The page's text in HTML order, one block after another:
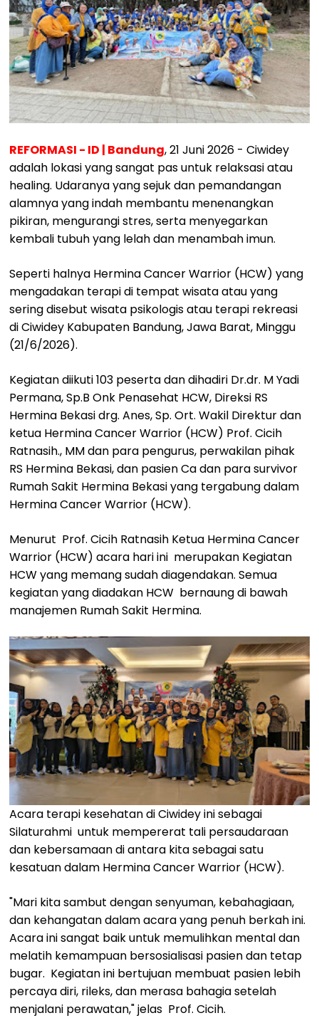
REFORMASI - ID | Bandung, 21 Juni 2026 - Ciwidey
adalah lokasi yang sangat pas untuk relaksasi atau
healing. Udaranya yang sejuk dan pemandangan
alamnya yang indah membantu menenangkan
pikiran, mengurangi stres, serta menyegarkan
kembali tubuh yang lelah dan menambah imun.
Seperti halnya Hermina Cancer Warrior (HCW) yang
mengadakan terapi di tempat wisata atau yang
sering disebut wisata psikologis atau terapi rekreasi
di Ciwidey Kabupaten Bandung, Jawa Barat, Minggu
(21/6/2026).
Kegiatan diikuti 103 peserta dan dihadiri Dr.dr. M Yadi
Permana, Sp.B Onk Penasehat HCW, Direksi RS
Hermina Bekasi drg. Anes, Sp. Ort. Wakil Direktur dan
ketua Hermina Cancer Warrior (HCW) Prof. Cicih
Ratnasih., MM dan para pengurus, perwakilan pihak
RS Hermina Bekasi, dan pasien Ca dan para survivor
Rumah Sakit Hermina Bekasi yang tergabung dalam
Hermina Cancer Warrior (HCW).
Menurut Prof. Cicih Ratnasih Ketua Hermina Cancer
Warrior (HCW) acara hari ini merupakan Kegiatan
HCW yang memang sudah diagendakan. Semua
kegiatan yang diadakan HCW bernaung di bawah
manajemen Rumah Sakit Hermina.
Acara terapi kesehatan di Ciwidey ini sebagai
Silaturahmi untuk mempererat tali persaudaraan
dan kebersamaan di antara kita sebagai satu
kesatuan dalam Hermina Cancer Warrior (HCW).
"Mari kita sambut dengan senyuman, kebahagiaan,
dan kehangatan dalam acara yang penuh berkah ini.
Acara ini sangat baik untuk memulihkan mental dan
melatih kemampuan bersosialisasi pasien dan tetap
bugar. Kegiatan ini bertujuan membuat pasien lebih
percaya diri, rileks, dan merasa bahagia setelah
menjalani perawatan," jelas Prof. Cicih.